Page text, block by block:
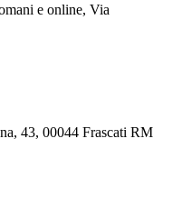
e online, Via
43, 00044 Frascati RM